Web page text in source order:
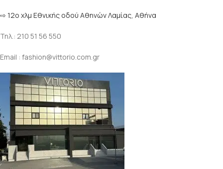
⇨ 12ο χλμ Eθνικής οδού Αθηνών Λαμίας, Αθήνα
Τηλ.: 210 51 56 550
Email : fashion@vittorio.com.gr